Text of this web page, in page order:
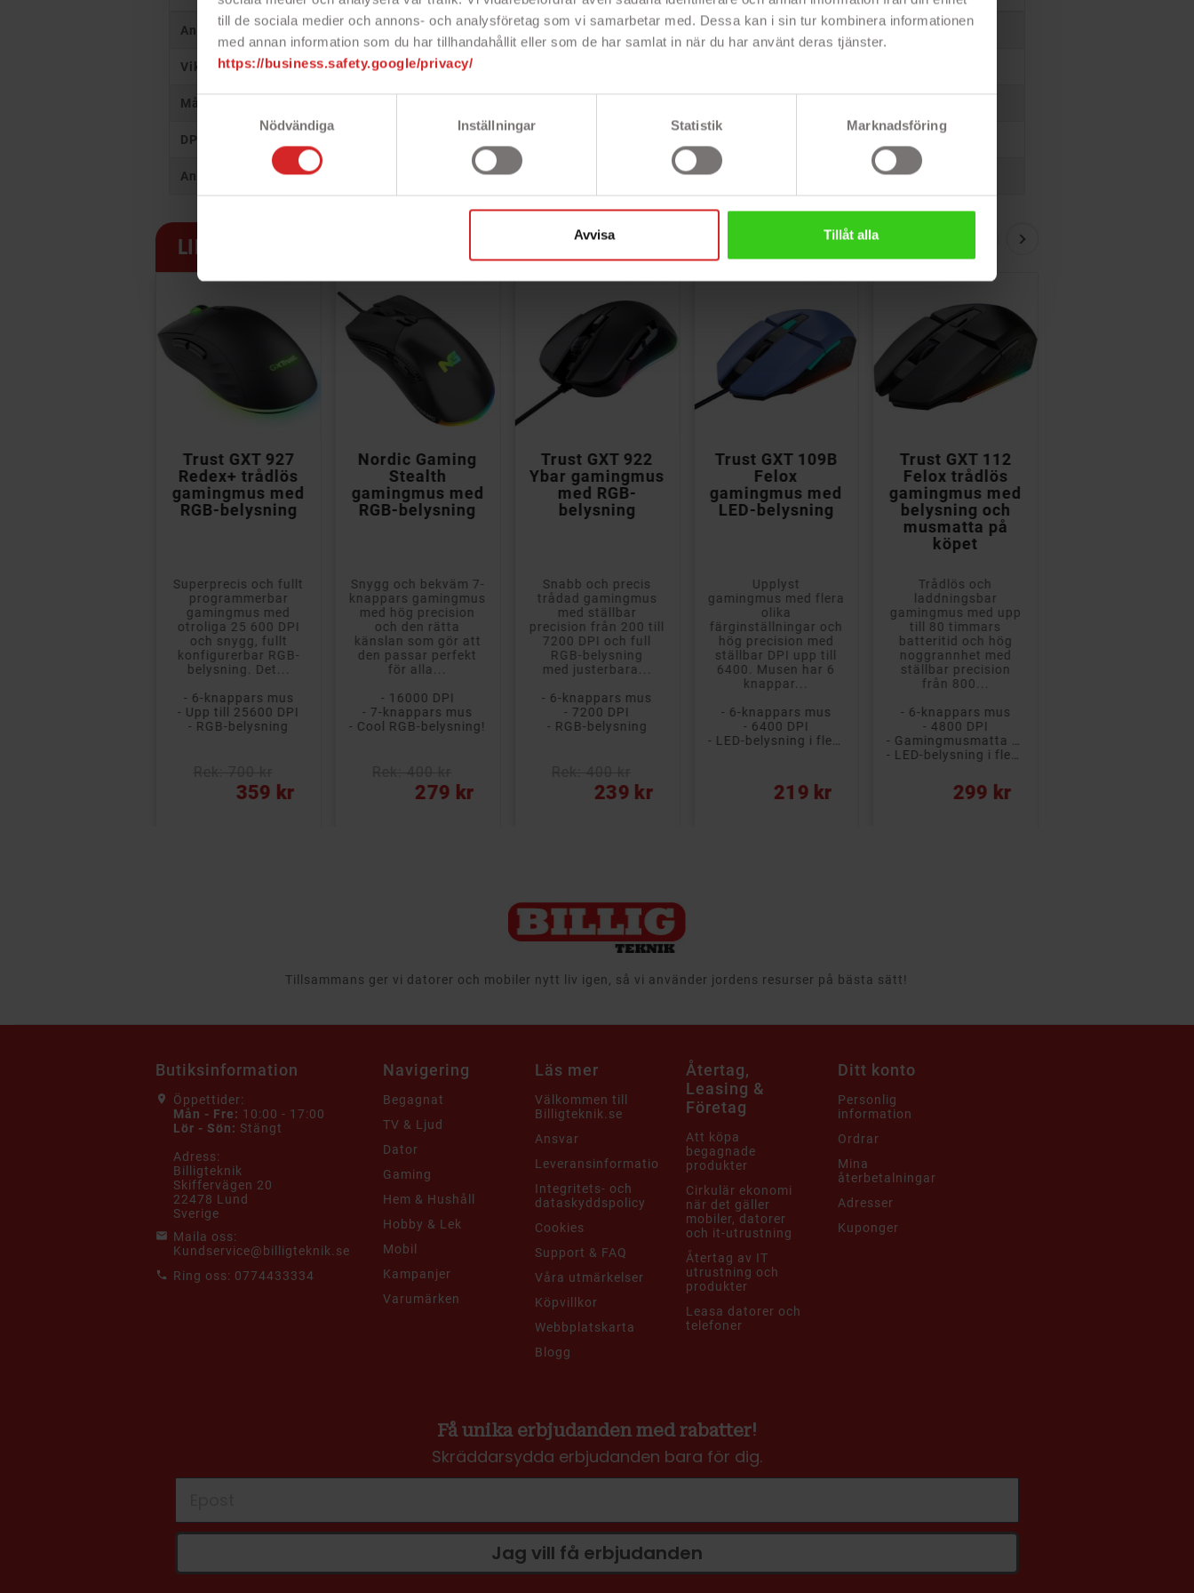
till de sociala medier och annons- och analysföretag som vi samarbetar med. Dessa kan i sin tur kombinera informationen
med annan information som du har tillhandahållit eller som de har samlat in när du har använt deras tjänster.
https://business.safety.google/privacy/
Samtyckesval
Nödvändiga
Inställningar Statistik Marknadsföring
Avvisa Tillåt alla
Anslutningstyp Trådlös USB-mottagare, Bluetooth eller USB-kabel
Vikt 68 gram
Mått
DPI
Antal musknappar Sju stycken
LIKNANDE PRODUKTER
Trust GXT 927
Redex+ trådlös
gamingmus med
RGB-belysning
Superprecis och fullt
programmerbar
gamingmus med
otroliga 25 600 DPI
och snygg, fullt
konfigurerbar RGB-
belysning. Det...
- 6-knappars mus
- Upp till 25600 DPI
- RGB-belysning
359 kr
Nordic Gaming
Stealth
gamingmus med
RGB-belysning
Snygg och bekväm 7-
knappars gamingmus
med hög precision
och den rätta
känslan som gör att
den passar perfekt
för alla...
- 16000 DPI
- 7-knappars mus
- Cool RGB-belysning!
279 kr
Trust GXT 922
Ybar gamingmus
med RGB-
belysning
Snabb och precis
trådad gamingmus
med ställbar
precision från 200 till
7200 DPI och full
RGB-belysning
med justerbara...
- 6-knappars mus
- 7200 DPI
- RGB-belysning
239 kr
Trust GXT 109B
Felox
gamingmus med
LED-belysning
Upplyst
gamingmus med flera
olika
färginställningar och
hög precision med
ställbar DPI upp till
6400. Musen har 6
knappar...
- 6-knappars mus
- 6400 DPI
219 kr
Trust GXT 112
Felox trådlös
gamingmus med
belysning och
musmatta på
köpet
Trådlös och
laddningsbar
gamingmus med upp
till 80 timmars
batteritid och hög
noggrannhet med
ställbar precision
från 800...
- 6-knappars mus
- 4800 DPI
299 kr
Tillsammans ger vi datorer och mobiler nytt liv igen, så vi använder jordens resurser på bästa sätt!
Butiksinformation
Öppettider:
Mån - Fre: 10:00 - 17:00
Lör - Sön: Stängt
Adress:
Billigteknik
Skiffervägen 20
22478 Lund
Sverige
Maila oss:
Kundservice@billigteknik.se
Ring oss: 0774433334
Navigering
Begagnat
TV & Ljud
Dator
Gaming
Hem & Hushåll
Hobby & Lek
Mobil
Kampanjer
Varumärken
Läs mer
Välkommen till
Billigteknik.se
Ansvar
Leveransinformation
Integritets- och
dataskyddspolicy
Cookies
Support & FAQ
Våra utmärkelser
Köpvillkor
Webbplatskarta
Blogg
Återtag,
Leasing &
Företag
Att köpa
begagnade
produkter
Cirkulär ekonomi
när det gäller
mobiler, datorer
och it-utrustning
Återtag av IT
utrustning och
produkter
Leasa datorer och
telefoner
Ditt konto
Personlig
information
Ordrar
Mina
återbetalningar
Adresser
Kuponger
Få unika erbjudanden med rabatter!
Skräddarsydda erbjudanden bara för dig.
Jag vill få erbjudanden